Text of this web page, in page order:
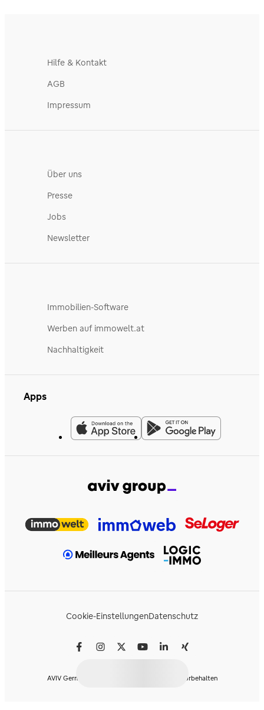
Hilfe & Kontakt
AGB
Impressum
Über uns
Presse
Jobs
Newsletter
Immobilien-Software
Werben auf immowelt.at
Nachhaltigkeit
Apps
Cookie-EinstellungenDatenschutz
AVIV Germany GmbH © 2026 - Alle Rechte vorbehalten